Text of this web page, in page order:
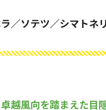
ラ／ソテツ／シマトネ
卓越風向を踏まえた目